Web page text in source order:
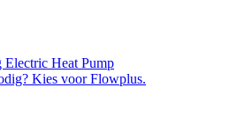
Kies voor Flowplus.